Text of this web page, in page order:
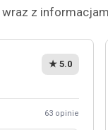
z
★ 5.0
63 opinie